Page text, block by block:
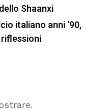
Shaanxi
italiano anni ‘90,